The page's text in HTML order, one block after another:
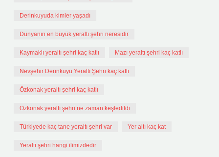
Derinkuyuda kimler yaşadı
Dünyanın en büyük yeraltı şehri neresidir
Kaymaklı yeraltı şehri kaç katlı Mazı yeraltı şehri kaç katlı
Nevşehir Derinkuyu Yeraltı Şehri kaç katlı
Özkonak yeraltı şehri kaç katlı
Özkonak yeraltı şehri ne zaman keşfedildi
Türkiyede kaç tane yeraltı şehri var Yer altı kaç kat
Yeraltı şehri hangi ilimizdedir